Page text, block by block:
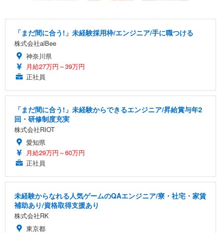
SIHOO B100 オフィスチェア／デスクチェア メッシ
ュチェア 人間工学 疲れない ブラック
能 人間工学 椅子 腰サポート 90度跳ね上げ式アーム
ョン PCチェア 通気性メッシュ ゲーミング/勉強/事
務用 おしゃれ パソコンチェア (ブラック)
￥7,680
能 人間工学 椅子 腰サポート 90度跳ね上げ式アーム
レスト 3Dヘッドレスト ハンガー付き 高反発クッシ
務用 おしゃれ パソコンチェア (ホワイト)
ッシュ 通気性 ランバーサポート付き 腰サポート ガ
ス圧無段階昇降 360度回転 キャスター付き コンパク
EIZO ビジネス向けプレミアムモニター | FlexScan
イト
ort/VGA スピーカー内蔵 高さ調整 スイベル VESA対
応 ComfortView ビジネス向け
HOOTER Gaming Monitor 24” Essential ゲーミン
グモニター QD 24.5インチ 1ms FHD 量子ドット 残
Amazonベーシック ペットシーツ 厚型 ワイド 42枚
x2袋(84枚) ホワイト(吸収面:ライトブルー)
超厚型 お徳用 ワイド 100枚入 (x 1) (ケース販売)
アイリスオーヤマ ペットシーツ 超厚型 お徳用 レギ
ュラー 200枚入【Amazon.co.jp限定】
「まだ間に合う!」未経験採用枠/エンジニア/手に職つける
株式会社alBee
神奈川県
月給27万円～39万円
正社員
「まだ間に合う!」未経験からできるエンジニア/昇給賞与年2
回・研修制度充実
株式会社RIOT
愛知県
月給29万円～60万円
正社員
未経験からなれる人気ゲームのQAエンジニア/寮・社宅・家賃
補助あり/資格取得支援あり
株式会社RK
東京都